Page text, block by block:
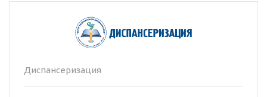
Диспансеризация